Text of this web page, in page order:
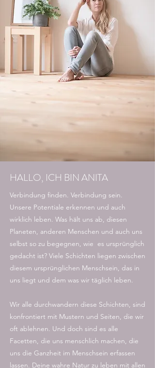
HALLO, ICH BIN ANITA
Verbindung finden. Verbindung sein.
Unsere Potentiale erkennen und auch
wirklich leben. Was hält uns ab, diesen
Planeten, anderen Menschen und auch uns
selbst so zu begegnen, wie es ursprünglich
gedacht ist? Viele Schichten liegen zwischen
diesem ursprünglichen Menschsein, das in
uns liegt und dem was wir täglich leben.
Wir alle durchwandern diese Schichten, sind
konfrontiert mit Mustern und Seiten, die wir
oft ablehnen. Und doch sind es alle
Facetten, die uns menschlich machen, die
uns die Ganzheit im Menschsein erfassen
lassen. Deine wahre Natur zu leben mit allen